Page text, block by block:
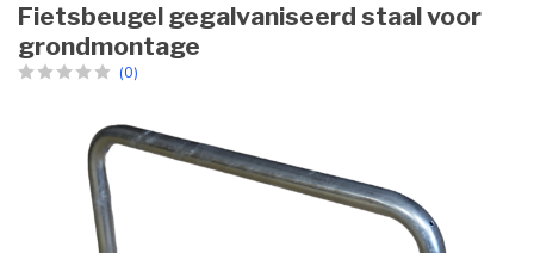
Fietsbeugel gegalvaniseerd staal voor
grondmontage
(0)